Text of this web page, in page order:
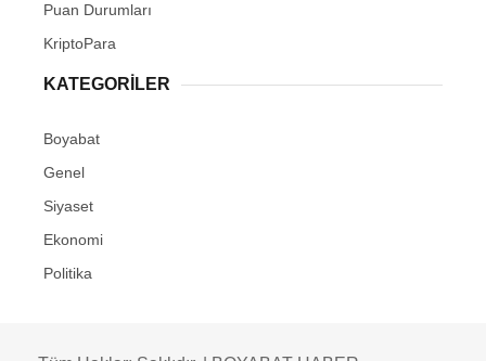
Puan Durumları
KriptoPara
KATEGORILER
Boyabat
Genel
Siyaset
Ekonomi
Politika